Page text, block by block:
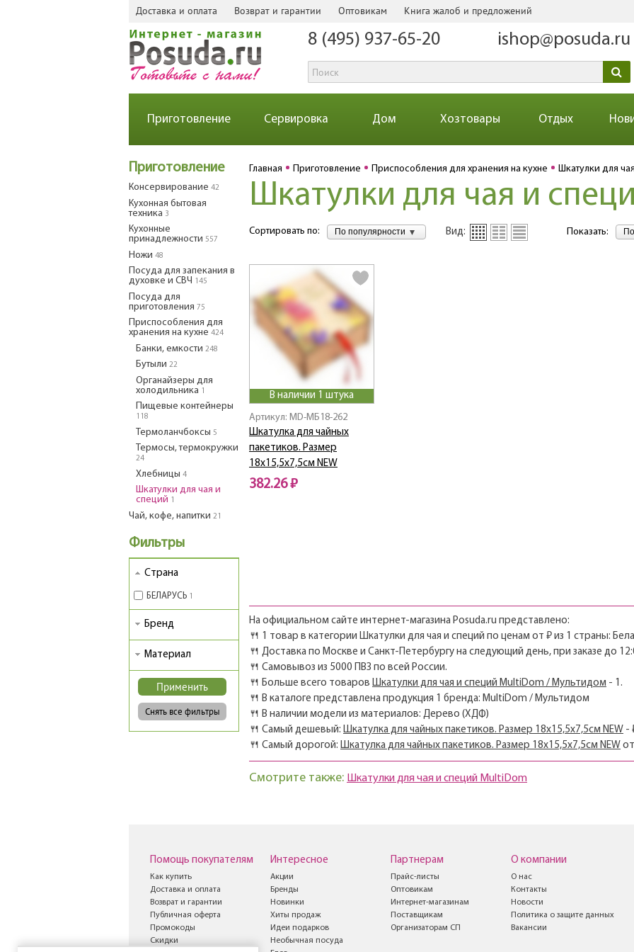
Доставка и оплата Возврат и гарантии Оптовикам Книга жалоб и предложений
8 (495) 937-65-20 ishop@posuda.ru
Приготовление Сервировка Дом Хозтовары Отдых
Приготовление
Консервирование 42
Кухонная бытовая
техника 3
Кухонные
принадлежности 557
Ножи 48
Посуда для запекания в
духовке и СВЧ 145
Посуда для
приготовления 75
Приспособления для
хранения на кухне 424
Банки, емкости 248
Бутыли 22
Органайзеры для
холодильника 1
Пищевые контейнеры
118
Термоланчбоксы 5
Термосы, термокружки
24
Хлебницы 4
Шкатулки для чая и
специй 1
Чай, кофе, напитки 21
Фильтры
Страна
БЕЛАРУСЬ 1
Бренд
Материал
Главная Приготовление Приспособления для хранения на кухне Шкатулки для
Шкатулки для чая и
Сортировать по: По популярности Вид: Показать:
В наличии 1 штука
Артикул: MD-МБ18-262
Шкатулка для чайных
пакетиков. Размер
18х15,5х7,5см NEW
382.26 ₽
На официальном сайте интернет-магазина Posuda.ru представлено:
🍴 1 товар в категории Шкатулки для чая и специй по ценам от ₽ из 1 страны:
🍴 Доставка по Москве и Санкт-Петербургу на следующий день, при заказе до
🍴 Самовывоз из 5000 ПВЗ по всей России.
🍴 Больше всего товаров Шкатулки для чая и специй MultiDom / Мультидом - 1.
🍴 В каталоге представлена продукция 1 бренда: MultiDom / Мультидом
🍴 В наличии модели из материалов: Дерево (ХДФ)
🍴 Самый дешевый: Шкатулка для чайных пакетиков. Размер 18х15,5х7,5см NEW -
🍴 Самый дорогой: Шкатулка для чайных пакетиков. Размер 18х15,5х7,5см NEW
Смотрите также: Шкатулки для чая и специй MultiDom
Помощь покупателям
Как купить
Доставка и оплата
Возврат и гарантии
Публичная оферта
Промокоды
Скидки
Интересное
Акции
Бренды
Новинки
Хиты продаж
Идеи подарков
Необычная посуда
Партнерам
Прайс-листы
Оптовикам
Интернет-магазинам
Поставщикам
Организаторам СП
О компании
О нас
Контакты
Новости
Политика о защите данных
Вакансии